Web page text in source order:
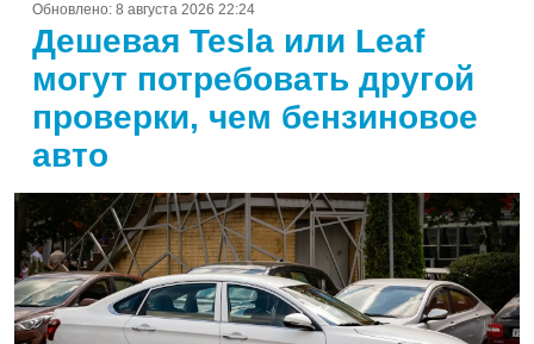
Обновлено: 8 августа 2026 22:24
Дешевая Tesla или Leaf
могут потребовать другой
проверки, чем бензиновое
авто